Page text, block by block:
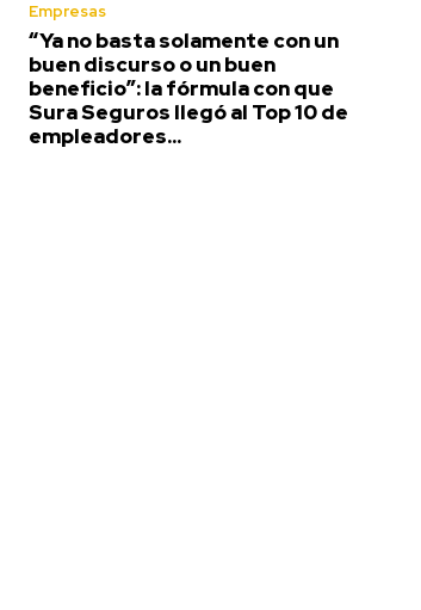
Empresas
“Ya no basta solamente con un
buen discurso o un buen
beneficio”: la fórmula con que
Sura Seguros llegó al Top 10 de
empleadores...